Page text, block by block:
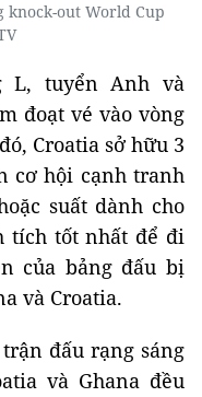
knock-out World Cup
L, tuyển Anh và
đoạt vé vào vòng
Croatia sở hữu 3
cơ hội cạnh tranh
suất dành cho
tích tốt nhất để đi
của bảng đấu bị
và Croatia.
đấu rạng sáng
và Ghana đều